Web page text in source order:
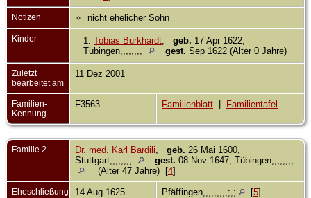
Notizen nicht ehelicher Sohn
Kinder 1. Tobias Burkhardt geb. 17 Apr 1622,
Tübingen,,,,,,,,
gest. Sep 1622 (Alter 0 Jahre)
Zuletzt
bearbeitet am
11 Dez 2001
Familien-
Kennung
F3563 Familienblatt Familientafel
Familie 2 Dr. med. Karl Bardili geb. 26 Mai 1600,
Stuttgart,,,,,,,,
gest. 08 Nov 1647, Tübingen,,,,,,,,
(Alter 47 Jahre) [4]
Eheschließung 14 Aug 1625 Pfäffingen,,,,,,,,,;,; [5]